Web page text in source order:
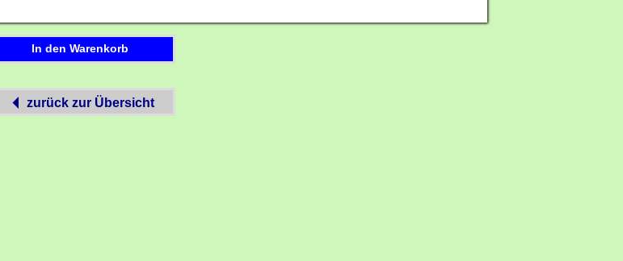
In den Warenkorb
zurück zur Übersicht